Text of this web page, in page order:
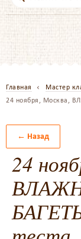
Главная
Мастер
24 ноября, Москва,
← Назад
24